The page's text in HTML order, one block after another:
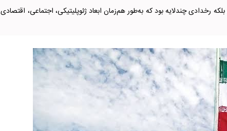
رخدادی چندلایه بود که به‌طور هم‌زمان ابعاد ژئوپلیتیکی، اجتماعی، اقتصادی